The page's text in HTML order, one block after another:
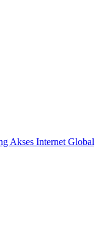
Akses Internet Global